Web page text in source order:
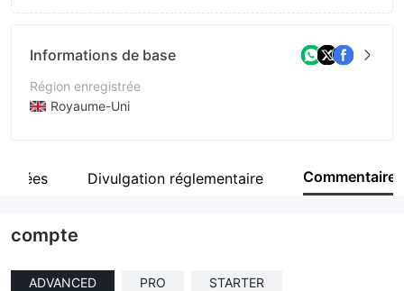
Informations de base
Région enregistrée
Royaume-Uni
Société
Divulgation réglementaire Commentaire
compte
ADVANCED PRO STARTER